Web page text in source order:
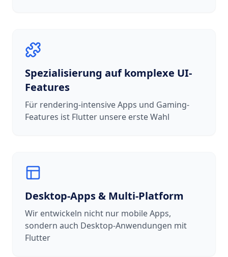
Spezialisierung auf komplexe UI-
Features
Für rendering-intensive Apps und Gaming-
Features ist Flutter unsere erste Wahl
Desktop-Apps & Multi-Platform
Wir entwickeln nicht nur mobile Apps,
sondern auch Desktop-Anwendungen mit
Flutter